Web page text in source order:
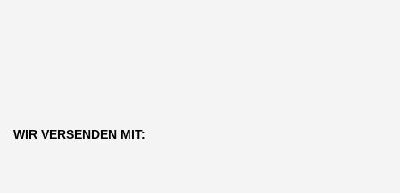
WIR VERSENDEN MIT: